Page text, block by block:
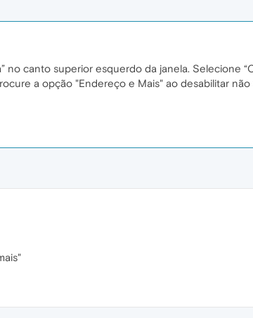
canto superior esquerdo da janela. Selecione
a opção "Endereço e Mais" ao desabilitar